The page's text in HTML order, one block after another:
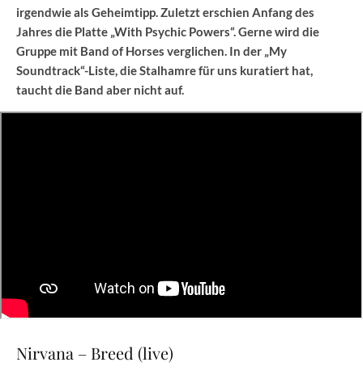
irgendwie als Geheimtipp. Zuletzt erschien Anfang des
Jahres die Platte „With Psychic Powers“. Gerne wird die
Gruppe mit Band of Horses verglichen. In der „My
Soundtrack“-Liste, die Stalhamre für uns kuratiert hat,
taucht die Band aber nicht auf.
Nirvana – Breed (live)